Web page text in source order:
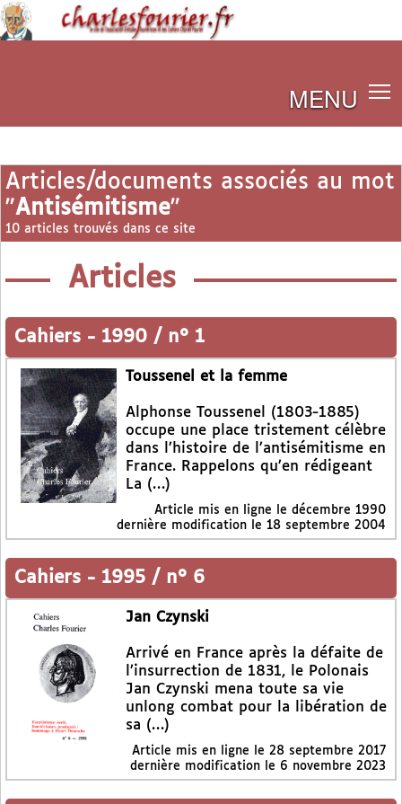
MENU
Articles/documents associés au mot
"Antisémitisme"
10 articles trouvés dans ce site
Articles
Cahiers - 1990 / n° 1
Toussenel et la femme
Alphonse Toussenel (1803-1885)
occupe une place tristement célèbre
dans l’histoire de l’antisémitisme en
France. Rappelons qu’en rédigeant
La (…)
Article mis en ligne le décembre 1990
dernière modification le 18 septembre 2004
Cahiers - 1995 / n° 6
Jan Czynski
Arrivé en France après la défaite de
l’insurrection de 1831, le Polonais
Jan Czynski mena toute sa vie
unlong combat pour la libération de
sa (…)
Article mis en ligne le 28 septembre 2017
dernière modification le 6 novembre 2023